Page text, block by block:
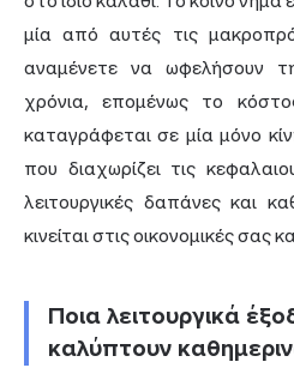
μία από αυτές τις
αναμένετε να ωφελήσουν
χρόνια, επομένως το
καταγράφεται σε μία μόνο
που διαχωρίζει τις
λειτουργικές δαπάνες και
κινείται στις οικονομικές σας
Ποια λειτουργικά
καλύπτουν